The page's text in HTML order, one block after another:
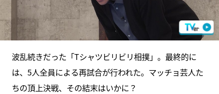
波乱続きだった「Tシャツビリビリ相撲」。最終的に
は、5人全員による再試合が行われた。マッチョ芸人た
ちの頂上決戦、その結末はいかに？